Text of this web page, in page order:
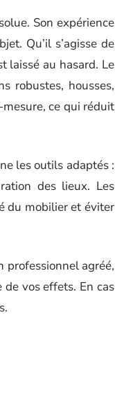
Son expérience
Qu’il s’agisse de
laissé au hasard. Le
robustes, housses,
ce qui réduit
les outils adaptés :
des lieux. Les
du mobilier et éviter
professionnel agréé,
de vos effets. En cas